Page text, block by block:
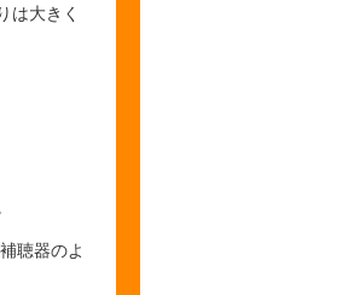
は大きく
聴器のよ